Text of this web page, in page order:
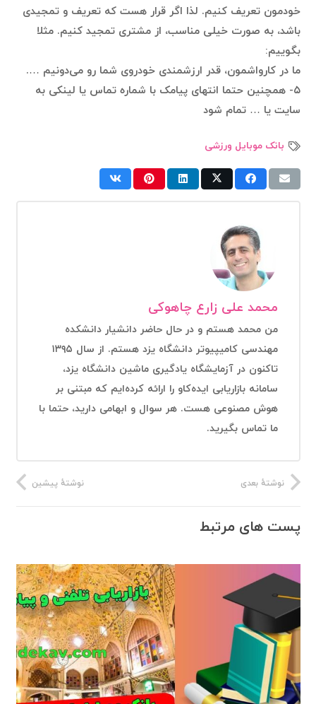
خودمون تعریف کنیم. لذا اگر قرار هست که تعریف و تمجیدی
باشد، به صورت خیلی مناسب، از مشتری تمجید کنیم. مثلا
بگوییم:
ما در کارواشمون، قدر ارزشمندی خودروی شما رو می‌دونیم ….
۵- همچنین حتما انتهای پیامک با شماره تماس یا لینکی به
سایت یا … تمام شود
بانک موبایل ورزشی
محمد علی زارع چاهوکی
من محمد هستم و در حال حاضر دانشیار دانشکده
مهندسی کامیپیوتر دانشگاه یزد هستم. از سال ۱۳۹۵
تاکنون در آزمایشگاه یادگیری ماشین دانشگاه یزد،
سامانه بازاریابی ایده‌کاو را ارائه کرده‌ایم که مبتنی بر
هوش مصنوعی هست. هر سوال و ابهامی دارید، حتما با
ما تماس بگیرید.
نوشتهٔ پیشین نوشتهٔ بعدی
پست های مرتبط